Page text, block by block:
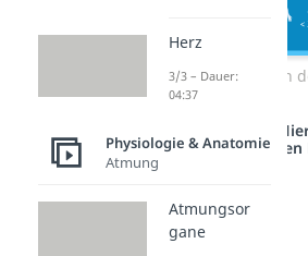
Homöostasen
Studyflix vernetzt:
anderen
Herz
3/3 – Dauer:
04:37
Physiologie & Anatomie
Atmung
Atmungsor
gane